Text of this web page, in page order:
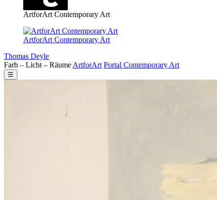
ArtforArt Contemporary Art
ArtforArt Contemporary Art
Thomas Deyle
Farb – Licht – Räume ArtforArt Portal Contemporary Art
☰